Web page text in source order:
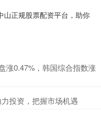
山正规股票配资平台，助你
涨0.47%，韩国综合指数涨
投资，把握市场机遇